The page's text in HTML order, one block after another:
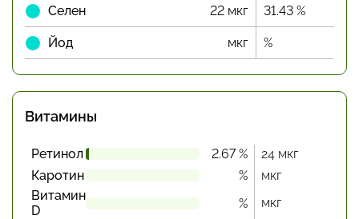
Селен 22 мкг 31.43 %
Йод мкг %
Витамины
Ретинол 2.67 %
24 мкг
Каротин
%
мкг
Витамин
D
%
мкг